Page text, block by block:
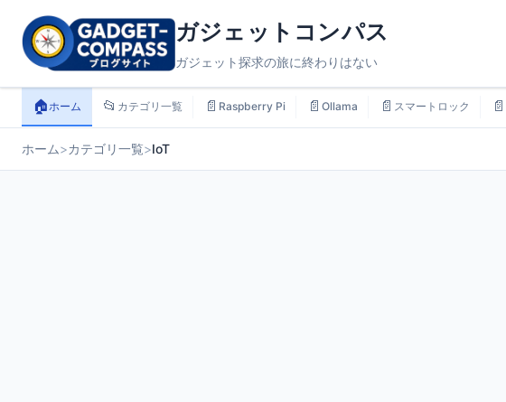
ガジェットコンパス
ガジェット探求の旅に終わりはない
🏠ホーム 📂 カテゴリ一覧 📄 Raspberry Pi 📄 Ollama 📄 スマートロック 📄
ホーム>カテゴリ一覧>IoT